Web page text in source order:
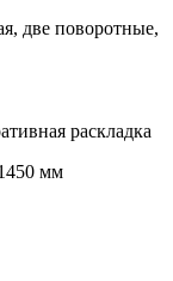
две поворотные,
раскладка
мм